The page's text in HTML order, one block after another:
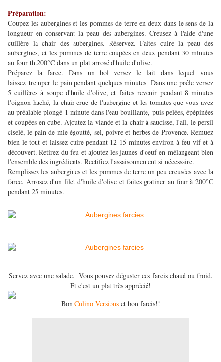
Préparation:
Coupez les aubergines et les pommes de terre en deux dans le sens de la
longueur en conservant la peau des aubergines. Creusez à l'aide d'une
cuillère la chair des aubergines. Réservez. Faites cuire la peau des
aubergines, et les pommes de terre coupées en deux pendant 30 minutes
au four th.200°C dans un plat arrosé d'huile d'olive.
Préparez la farce. Dans un bol versez le lait dans lequel vous
laissez tremper le pain pendant quelques minutes. Dans une poêle versez
5 cuillères à soupe d'huile d'olive, et faites revenir pendant 8 minutes
l'oignon haché, la chair crue de l'aubergine et les tomates que vous avez
au préalable plongé 1 minute dans l'eau bouillante, puis pelées, épépinées
et coupées en cube. Ajoutez la viande et la chair à saucisse, l'ail, le persil
ciselé, le pain de mie égoutté, sel, poivre et herbes de Provence. Remuez
bien le tout et laissez cuire pendant 12-15 minutes environ à feu vif et à
découvert. Retirez du feu et ajoutez les jaunes d'oeuf en mélangeant bien
l'ensemble des ingrédients. Rectifiez l'assaisonnement si nécessaire.
Remplissez les aubergines et les pommes de terre un peu creusées avec la
farce. Arrosez d'un filet d'huile d'olive et faites gratiner au four à 200°C
pendant 25 minutes.
Servez avec une salade. Vous pouvez déguster cesfarcis chaud ou froid.
Et c'est un plat très apprécié!
Bon Culino Versions et bon farcis!!